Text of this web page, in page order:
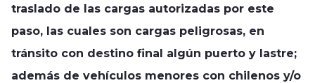
traslado de las cargas autorizadas por este
paso, las cuales son cargas peligrosas, en
tránsito con destino final algún puerto y lastre;
además de vehículos menores con chilenos y/o